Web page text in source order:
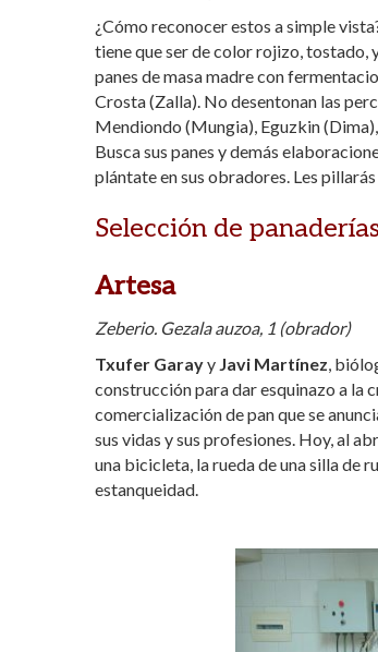
¿Cómo reconocer estos a simple
tiene que ser de color rojizo, tostado,
panes de masa madre con
Crosta (Zalla). No desentonan las
Mendiondo (Mungia), Eguzkin
Busca sus panes y demás
plántate en sus obradores. Les
Selección de
Artesa
Zeberio. Gezala auzoa, 1 (obrador)
Txufer Garayy Javi Martínez,
construcción para dar esquinazo a la
comercialización de pan que se
sus vidas y sus profesiones. Hoy, al
una bicicleta, la rueda de una silla de
estanqueidad.